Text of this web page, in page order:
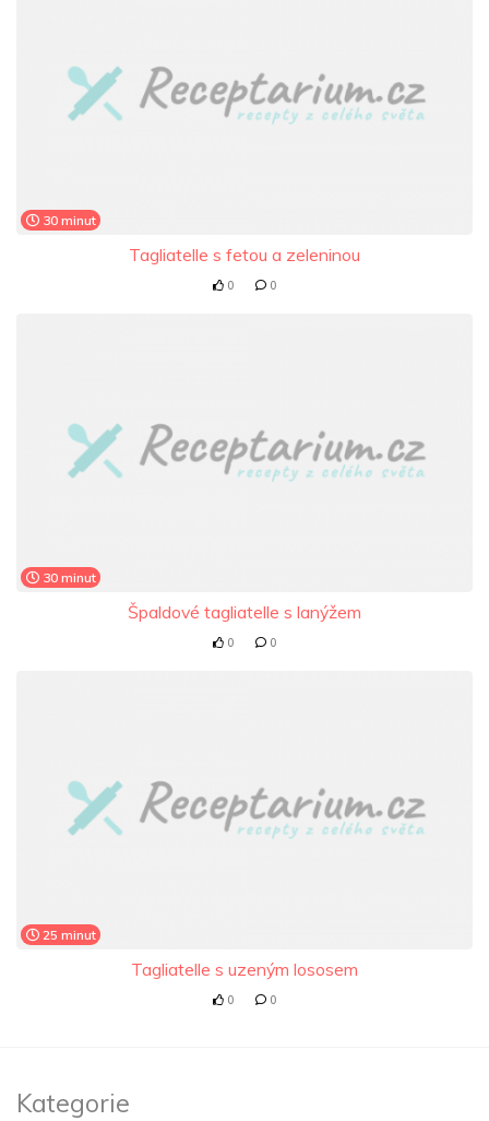
30 minut
Tagliatelle s fetou a zeleninou
0 0
30 minut
Špaldové tagliatelle s lanýžem
0 0
25 minut
Tagliatelle s uzeným lososem
0 0
Kategorie